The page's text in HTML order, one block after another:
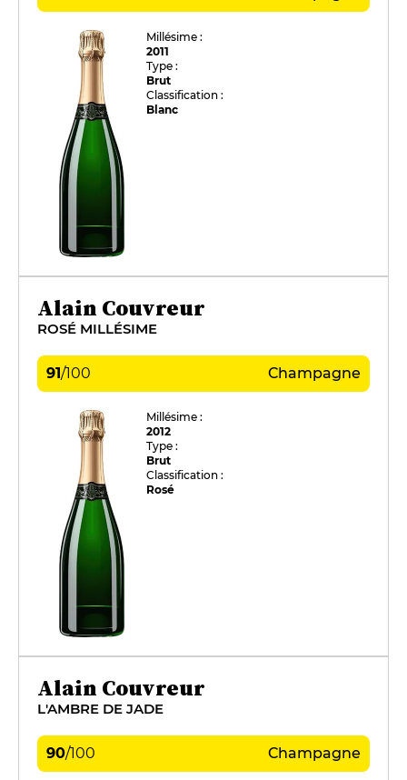
Millésime :
2011
Type :
Brut
Classification :
Blanc
Alain Couvreur
ROSÉ MILLÉSIME
91/100 Champagne
Millésime :
2012
Type :
Brut
Classification :
Rosé
Alain Couvreur
L'AMBRE DE JADE
90/100 Champagne